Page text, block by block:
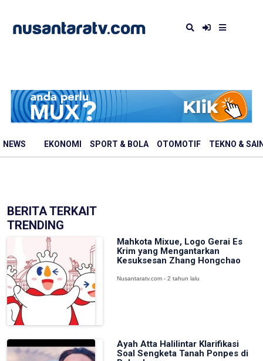
NEWS EKONOMI SPORT & BOLA OTOMOTIF TEKNO &
BERITA TERKAIT
TRENDING
Mahkota Mixue, Logo Gerai Es
Krim yang Mengantarkan
Kesuksesan Zhang Hongchao
Nusantaratv.com - 2 tahun lalu
Ayah Atta Halilintar Klarifikasi
Soal Sengketa Tanah Ponpes di